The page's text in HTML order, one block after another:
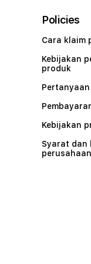
Policies
Cara klaim
Kebijakan
produk
Pertanyaan
Kebijakan
Syarat dan
perusahaan